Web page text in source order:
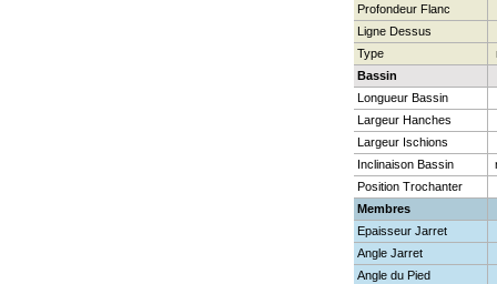
Profondeur Flanc
Ligne Dessus
Type
Bassin
Longueur Bassin
Largeur Hanches
Largeur Ischions
Inclinaison Bassin
Position Trochanter
Membres
Epaisseur Jarret
Angle Jarret
Angle du Pied